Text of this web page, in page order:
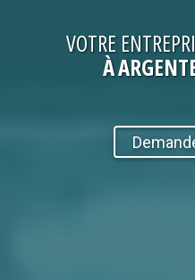
VOTRE
À